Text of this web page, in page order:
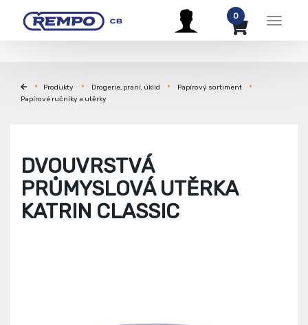
Menu
0
Produkty Drogerie, praní, úklid
Papírový sortiment
Papírové ručníky a utěrky
DVOUVRSTVÁ
PRŮMYSLOVÁ UTĚRKA
KATRIN CLASSIC